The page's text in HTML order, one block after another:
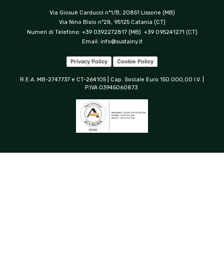
Via Giosuè Carducci n°1/B, 20851 Lissone (MB)
Via Nino Bixio n°28, 95125 Catania (CT)
Numeri di Telefono: +39 0392272817 (MB) +39 095241271 (CT)
Email: info@sustainy.it
Privacy Policy Cookie Policy
R.E.A. MB-2747737 e CT-264105 | Cap. Sociale Euro 150.000,00 I.V. |
P.IVA 03945060873